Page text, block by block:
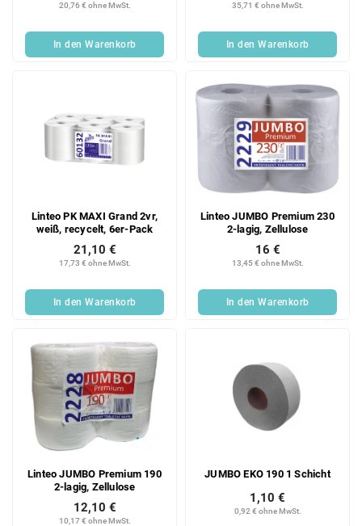
20,76 € ohne MwSt.
In den Warenkorb
35,71 € ohne MwSt.
In den Warenkorb
Linteo PK MAXI Grand 2vr,
weiß, recycelt, 6er-Pack
17,73 € ohne MwSt.
21,10 €
In den Warenkorb
Linteo JUMBO Premium 230
2-lagig, Zellulose
13,45 € ohne MwSt.
16 €
In den Warenkorb
Linteo JUMBO Premium 190
2-lagig, Zellulose
10,17 € ohne MwSt.
12,10 €
JUMBO EKO 190 1 Schicht
0,92 € ohne MwSt.
1,10 €